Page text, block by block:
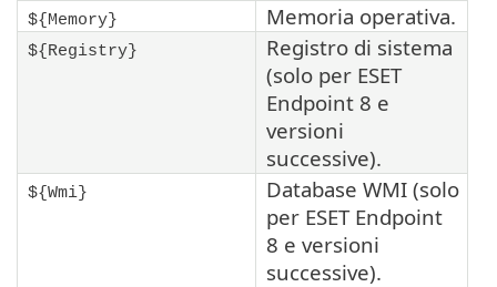
${Memory} Memoria operativa.
${Registry}
Registro di sistema
(solo per ESET
Endpoint 8 e
versioni
successive).
${Wmi}
Database WMI (solo
per ESET Endpoint
8 e versioni
successive).